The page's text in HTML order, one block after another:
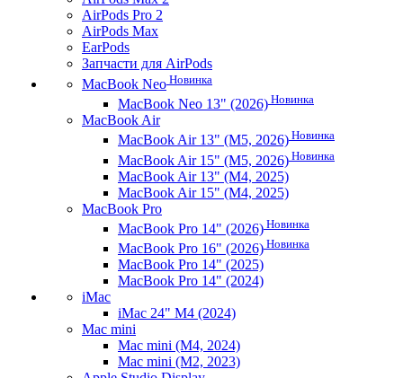
AirPods Pro 2
AirPods Max
EarPods
Запчасти для AirPods
MacBook Neo Новинка
MacBook Neo 13" (2026) Новинка
MacBook Air
MacBook Air 13" (M5, 2026) Новинка
MacBook Air 15" (M5, 2026) Новинка
MacBook Air 13" (M4, 2025)
MacBook Air 15" (M4, 2025)
MacBook Pro
MacBook Pro 14" (2026) Новинка
MacBook Pro 16" (2026) Новинка
MacBook Pro 14" (2025)
MacBook Pro 14" (2024)
iMac
iMac 24" M4 (2024)
Mac mini
Mac mini (M4, 2024)
Mac mini (M2, 2023)